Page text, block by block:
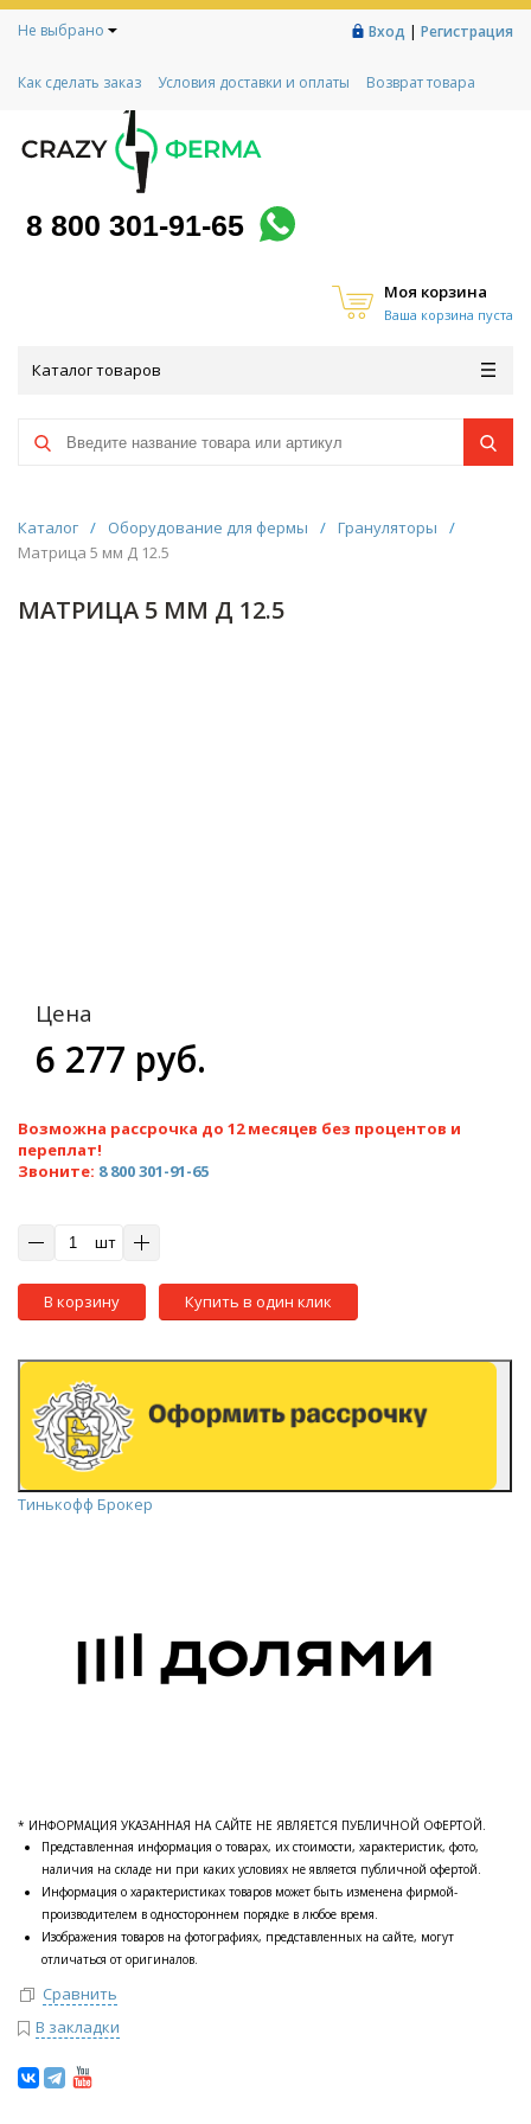
Не выбрано Вход | Регистрация
Как сделать заказ Условия доставки и оплаты
Возврат товара
Контакты
Социальный контракт
Любимая ферма
8 800 301-91-65
Моя корзина
Ваша корзина пуста
Каталог товаров
Каталог / Оборудование для фермы / Грануляторы
/
Матрица 5 мм Д 12.5
МАТРИЦА 5 ММ Д 12.5
Цена
6 277 руб.
Возможна рассрочка до 12 месяцев без процентов и
переплат!
Звоните: 8 800 301-91-65
шт
В корзину Купить в один клик
Тинькофф Брокер
* ИНФОРМАЦИЯ УКАЗАННАЯ НА САЙТЕ НЕ ЯВЛЯЕТСЯ ПУБЛИЧНОЙ ОФЕРТОЙ.
Представленная информация о товарах, их стоимости, характеристик, фото,
наличия на складе ни при каких условиях не является публичной офертой.
Информация о характеристиках товаров может быть изменена фирмой-
производителем в одностороннем порядке в любое время.
Изображения товаров на фотографиях, представленных на сайте, могут
отличаться от оригиналов.
Сравнить
В закладки